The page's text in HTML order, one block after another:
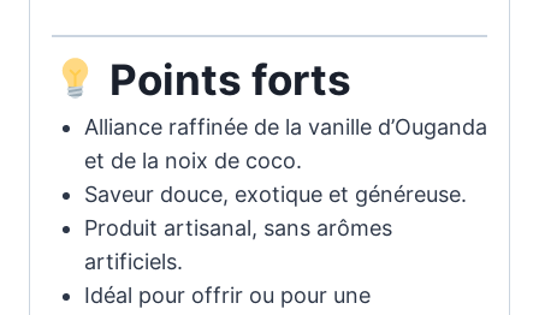
Points forts
Alliance raffinée de la vanille d’Ouganda
et de la noix de coco.
Saveur douce, exotique et généreuse.
Produit artisanal, sans arômes
artificiels.
Idéal pour offrir ou pour une